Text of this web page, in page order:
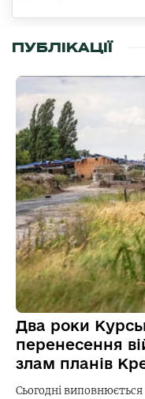
ПУБЛІКАЦІЇ
Два роки
перенесення
злам планів
Сьогодні виповнюється